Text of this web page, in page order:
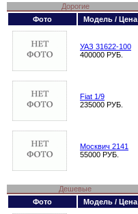
Дорогие
Фото
Модель / Цена
УАЗ 31622-100
400000 РУБ.
Fiat 1/9
235000 РУБ.
Москвич 2141
55000 РУБ.
Дешевые
Фото
Модель / Цена